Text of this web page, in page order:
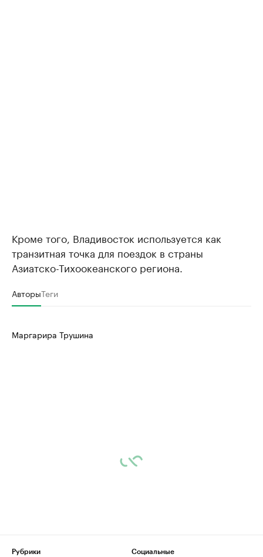
Кроме того, Владивосток используется как
транзитная точка для поездок в страны
Азиатско-Тихоокеанского региона.
АвторыТеги
Маргарира Трушина
Рубрики
Социальные